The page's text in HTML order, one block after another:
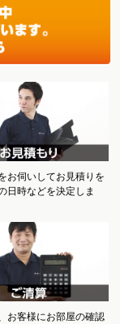
お伺いしてお見積りを
日時などを決定しま
お客様にお部屋の確認